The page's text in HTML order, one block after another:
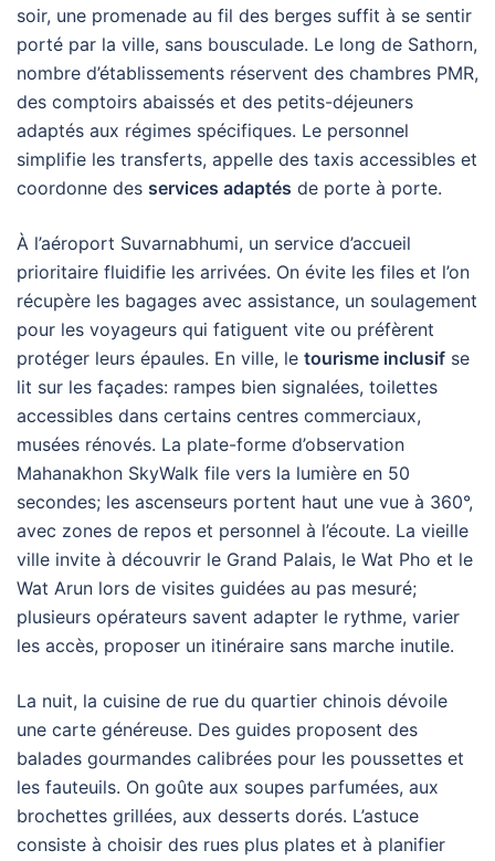
soir, une promenade au fil des berges suffit à se sentir
porté par la ville, sans bousculade. Le long de Sathorn,
nombre d’établissements réservent des chambres PMR,
des comptoirs abaissés et des petits-déjeuners
adaptés aux régimes spécifiques. Le personnel
simplifie les transferts, appelle des taxis accessibles et
coordonne des services adaptés de porte à porte.
À l’aéroport Suvarnabhumi, un service d’accueil
prioritaire fluidifie les arrivées. On évite les files et l’on
récupère les bagages avec assistance, un soulagement
pour les voyageurs qui fatiguent vite ou préfèrent
protéger leurs épaules. En ville, le tourisme inclusif se
lit sur les façades: rampes bien signalées, toilettes
accessibles dans certains centres commerciaux,
musées rénovés. La plate-forme d’observation
Mahanakhon SkyWalk file vers la lumière en 50
secondes; les ascenseurs portent haut une vue à 360°,
avec zones de repos et personnel à l’écoute. La vieille
ville invite à découvrir le Grand Palais, le Wat Pho et le
Wat Arun lors de visites guidées au pas mesuré;
plusieurs opérateurs savent adapter le rythme, varier
les accès, proposer un itinéraire sans marche inutile.
La nuit, la cuisine de rue du quartier chinois dévoile
une carte généreuse. Des guides proposent des
balades gourmandes calibrées pour les poussettes et
les fauteuils. On goûte aux soupes parfumées, aux
brochettes grillées, aux desserts dorés. L’astuce
consiste à choisir des rues plus plates et à planifier